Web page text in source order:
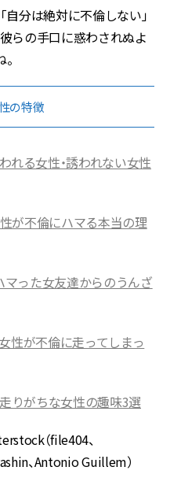
自分は絶対に不倫しない」
らの手口に惑わされぬよ
の特徴
れる女性・誘われない女性
が不倫にハマる本当の理
マった女友達からのうんざ
性が不倫に走ってしまっ
りがちな女性の趣味3選
（file404、
、Antonio Guillem）